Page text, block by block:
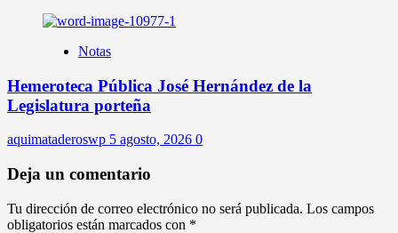
Notas
Hemeroteca Pública José Hernández de la
Legislatura porteña
aquimataderoswp 5 agosto, 2026 0
Deja un comentario
Tu dirección de correo electrónico no será publicada. Los campos
obligatorios están marcados con *